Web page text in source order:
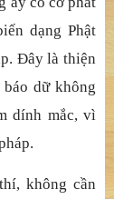
dạng Phật
Đây là thiện
dữ không
dính mắc, vì
không cần